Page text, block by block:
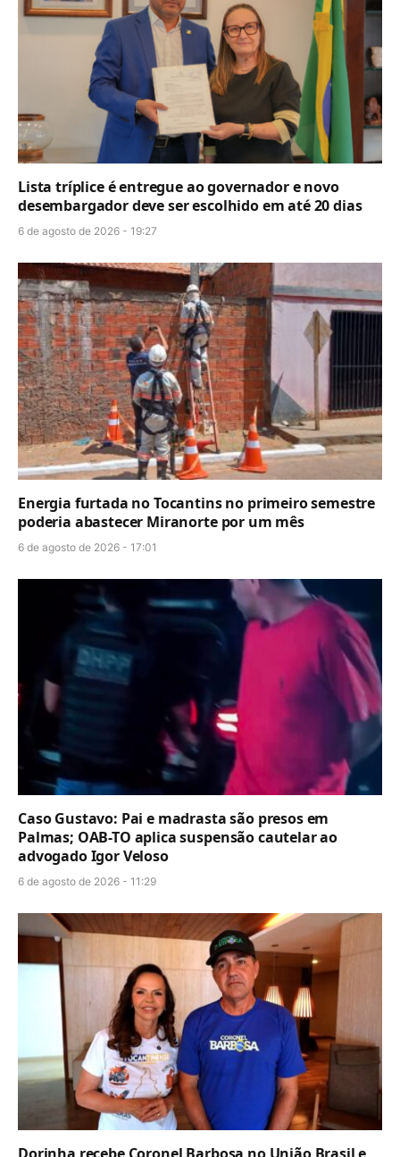
Lista tríplice é entregue ao governador e novo
desembargador deve ser escolhido em até 20 dias
6 de agosto de 2026 - 19:27
Energia furtada no Tocantins no primeiro semestre
poderia abastecer Miranorte por um mês
6 de agosto de 2026 - 17:01
Caso Gustavo: Pai e madrasta são presos em
Palmas; OAB-TO aplica suspensão cautelar ao
advogado Igor Veloso
6 de agosto de 2026 - 11:29